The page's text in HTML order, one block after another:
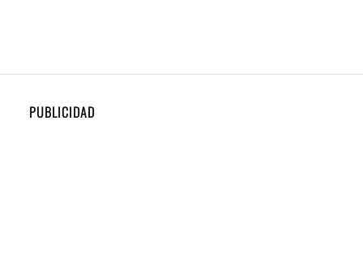
PUBLICIDAD